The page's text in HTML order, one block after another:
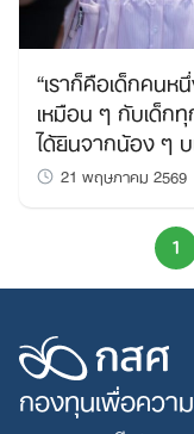
“เราก็คือเด็กคน
เหมือน ๆ กับเด็ก
ได้ยินจากน้อง ๆ
21 พฤษภาคม 2569
1
กองทุนเพื่อควา